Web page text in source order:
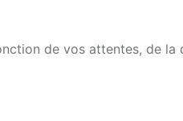
de vos attentes, de